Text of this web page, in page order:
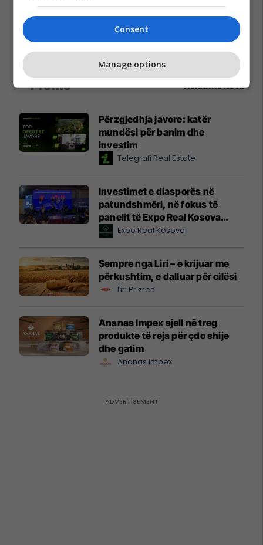
Promo Reklamo këtu
Përzgjedhja javore: katër
mundësi për banim dhe
investim
Telegrafi Real Estate
Investimet e diasporës në
patundshmëri, në fokus të
panelit të Expo Real Kosova
2026Expo Real Kosova
Sempre nga Liri – e krijuar me
përkushtim, e dalluar për cilësi
Liri Prizren
Ananas Impex sjell në treg
produkte të reja për çdo shije
dhe gatim
Ananas Impex
Consent
Manage options